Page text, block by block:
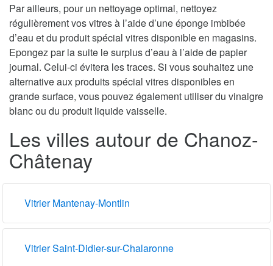
Par ailleurs, pour un nettoyage optimal, nettoyez
régulièrement vos vitres à l’aide d’une éponge imbibée
d’eau et du produit spécial vitres disponible en magasins.
Epongez par la suite le surplus d’eau à l’aide de papier
journal. Celui-ci évitera les traces. Si vous souhaitez une
alternative aux produits spécial vitres disponibles en
grande surface, vous pouvez également utiliser du vinaigre
blanc ou du produit liquide vaisselle.
Les villes autour de Chanoz-
Châtenay
Vitrier Mantenay-Montlin
Vitrier Saint-Didier-sur-Chalaronne